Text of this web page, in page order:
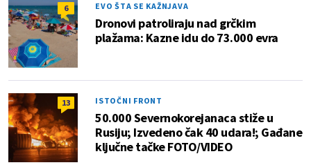
6 EVO ŠTA SE KAŽNJAVA
Dronovi patroliraju nad grčkim
plažama: Kazne idu do 73.000 evra
13 ISTOČNI FRONT
50.000 Severnokorejanaca stiže u
Rusiju; Izvedeno čak 40 udara!; Gađane
ključne tačke FOTO/VIDEO